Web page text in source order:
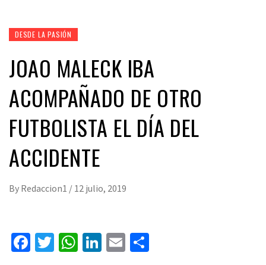
DESDE LA PASIÓN
JOAO MALECK IBA
ACOMPAÑADO DE OTRO
FUTBOLISTA EL DÍA DEL
ACCIDENTE
By Redaccion1 / 12 julio, 2019
Facebook
Twitter
WhatsApp
LinkedIn
Email